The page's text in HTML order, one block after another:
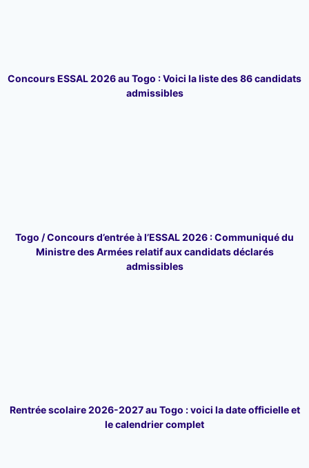
Concours ESSAL 2026 au Togo : Voici la liste des 86 candidats
admissibles
Togo / Concours d’entrée à l’ESSAL 2026 : Communiqué du
Ministre des Armées relatif aux candidats déclarés
admissibles
Rentrée scolaire 2026-2027 au Togo : voici la date officielle et
le calendrier complet